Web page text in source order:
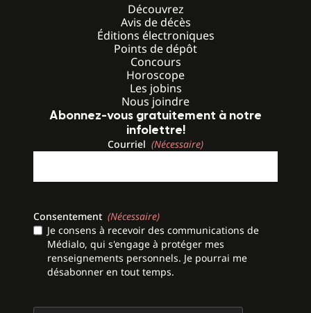
Découvrez
Avis de décès
Éditions électroniques
Points de dépôt
Concours
Horoscope
Les jobins
Nous joindre
Abonnez-vous gratuitement à notre
infolettre!
Courriel (Nécessaire)
Consentement (Nécessaire)
Je consens à recevoir des communications de
Médialo, qui s'engage à protéger mes
renseignements personnels. Je pourrai me
désabonner en tout temps.